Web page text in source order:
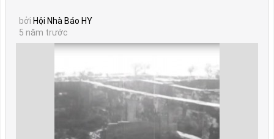
bởi Hội Nhà Báo HY
5 năm trước